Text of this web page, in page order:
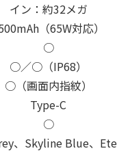
イン：約32メガ
（65W対応）
○
○／○（IP68）
○（画面内指紋）
Type-C
○
、Skyline Blue、